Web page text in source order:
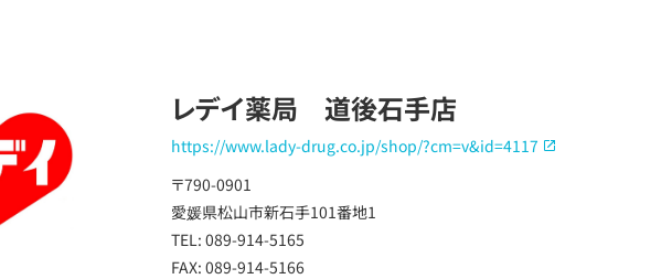
レデイ薬局 道後石手店
https://www.lady-drug.co.jp/shop/?cm=v&id=4117
〒790-0901
愛媛県松山市新石手101番地1
TEL: 089-914-5165
FAX: 089-914-5166